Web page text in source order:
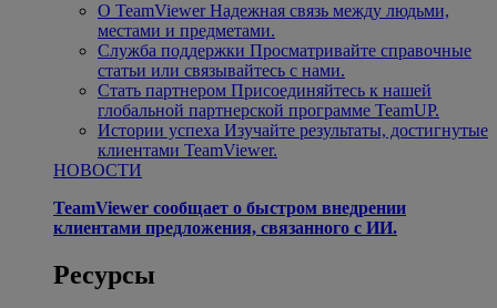
О TeamViewer Надежная связь между людьми,
местами и предметами.
Служба поддержки Просматривайте справочные
статьи или связывайтесь с нами.
Стать партнером Присоединяйтесь к нашей
глобальной партнерской программе TeamUP.
Истории успеха Изучайте результаты, достигнутые
клиентами TeamViewer.
НОВОСТИ
TeamViewer сообщает о быстром внедрении
клиентами предложения, связанного с ИИ.
Ресурсы